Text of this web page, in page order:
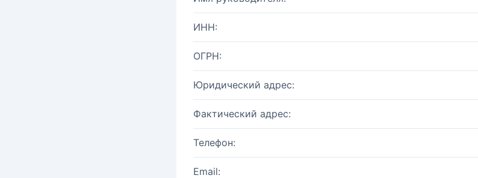
ИНН:
ОГРН:
Юридический адрес:
Фактический адрес:
Телефон:
Email: